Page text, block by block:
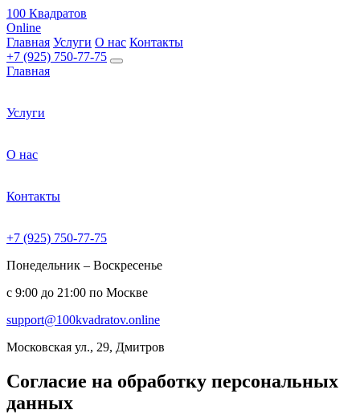
100 Квадратов
Online
Главная Услуги О нас Контакты
+7 (925) 750-77-75
Главная
Услуги
О нас
Контакты
+7 (925) 750-77-75
Понедельник – Воскресенье
с 9:00 до 21:00 по Москве
support@100kvadratov.online
Московская ул., 29, Дмитров
Согласие на обработку персональных
данных